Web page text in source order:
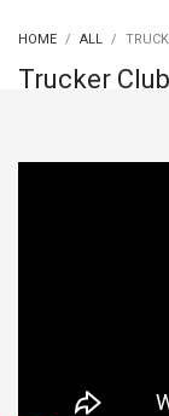
HOME ALL
Trucker